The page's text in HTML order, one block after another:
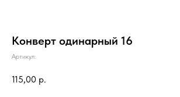
Конверт одинарный 16
Артикул:
115,00 р.